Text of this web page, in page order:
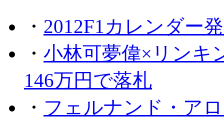
・ 2012F1カレンダー
・ 小林可夢偉×リンキ
146万円で落札
・ フェルナンド・ア